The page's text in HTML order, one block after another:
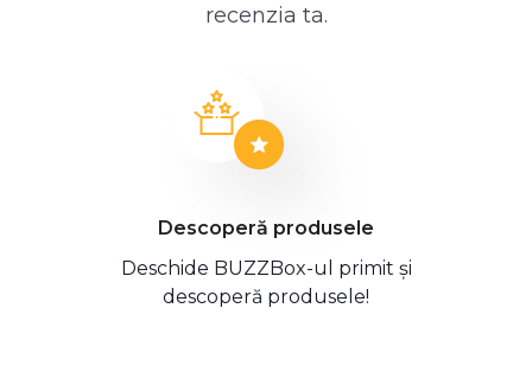
recenzia ta.
Descoperă produsele
Deschide BUZZBox-ul primit și
descoperă produsele!